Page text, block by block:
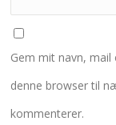
Gem mit navn, mail
denne browser til
kommenterer.